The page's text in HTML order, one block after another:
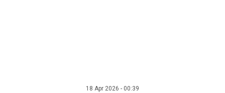
18 Apr 2026 - 00:39